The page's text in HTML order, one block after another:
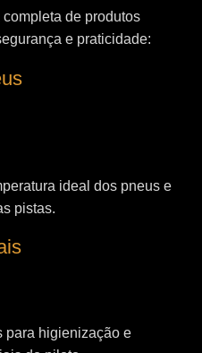
de produtos
e praticidade:
ideal dos pneus e
pistas.
para higienização e